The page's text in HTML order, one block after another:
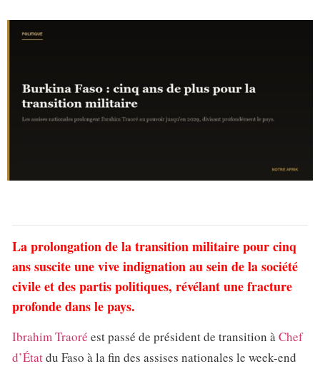
La prolongation de la transition militaire pour cinq
ans suscite une vive indignation au sein de la société
civile et des partis politiques, révélant une fracture
profonde dans le pays.
Ibrahim Traoré est passé de président de transition àChef
d’Étatdu Faso à la fin des assises nationales le week-end